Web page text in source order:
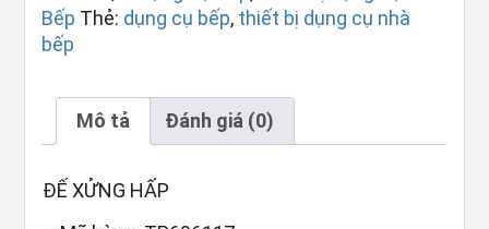
Bếp Thẻ: dụng cụ bếp, thiết bị dụng cụ nhà
bếp
Mô tả Đánh giá (0)
ĐẾ XỬNG HẤP